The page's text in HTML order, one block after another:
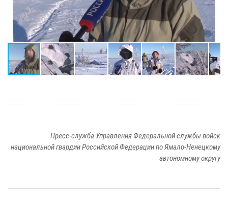
Пресс-служба Управления Федеральной службы войск
национальной гвардии Российской Федерации по Ямало-Ненецкому
автономному округу